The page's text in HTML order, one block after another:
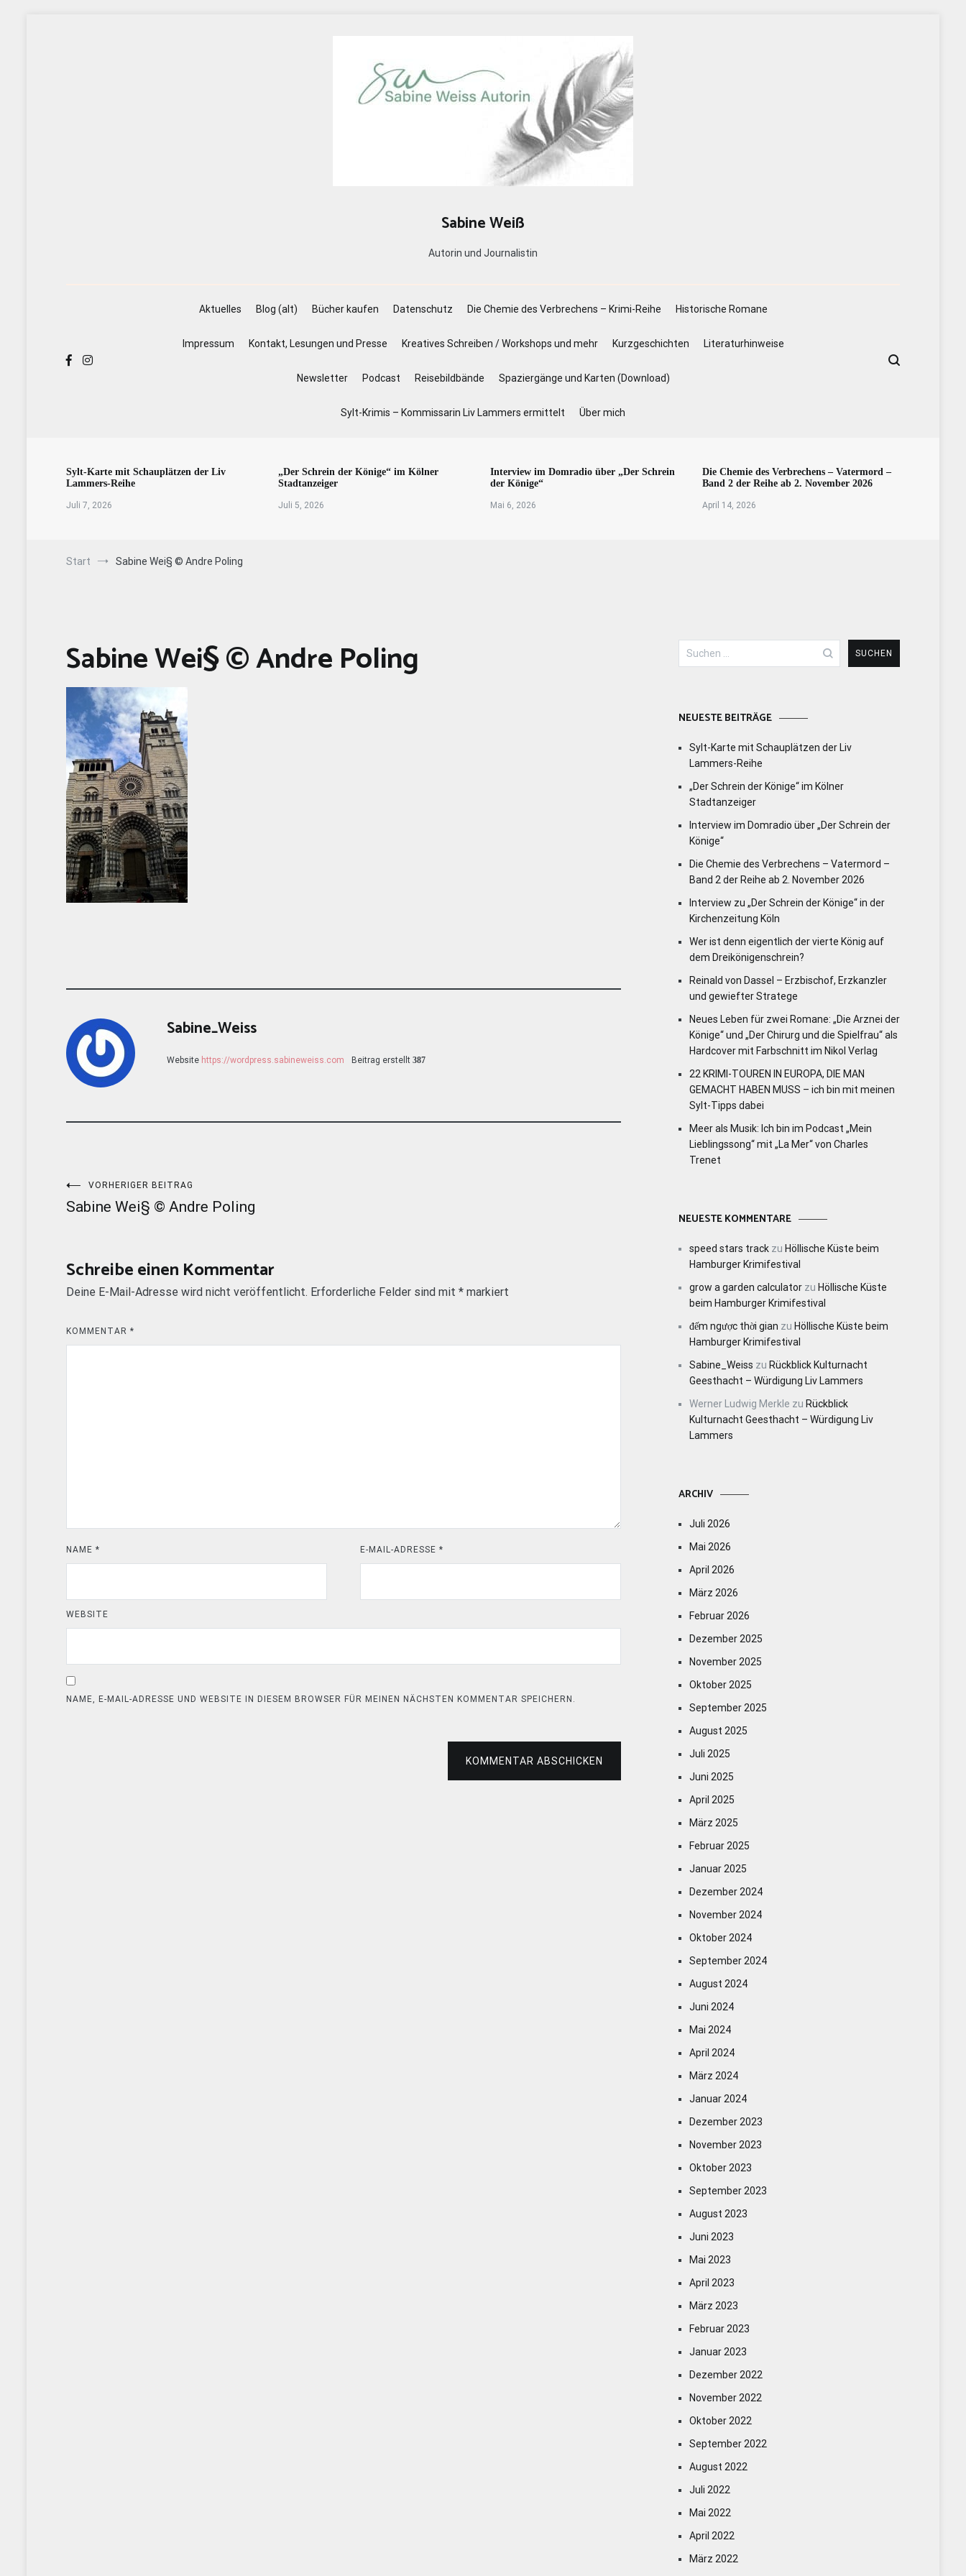
Sabine Weiß
Autorin und Journalistin
Aktuelles Blog (alt) Bücher kaufen Datenschutz Die Chemie des Verbrechens – Krimi-Reihe Historische Romane
Impressum Kontakt, Lesungen und Presse Kreatives Schreiben / Workshops und mehr Kurzgeschichten Literaturhinweise
Newsletter Podcast Reisebildbände Spaziergänge und Karten (Download)
Sylt-Krimis – Kommissarin Liv Lammers ermittelt Über mich
Sylt-Karte mit Schauplätzen der Liv
Lammers-Reihe
Juli 7, 2026
„Der Schrein der Könige“ im Kölner
Stadtanzeiger
Juli 5, 2026
Interview im Domradio über „Der Schrein
der Könige“
Mai 6, 2026
Die Chemie des Verbrechens – Vatermord –
Band 2 der Reihe ab 2. November 2026
April 14, 2026
Start Sabine Wei§ © Andre Poling
Sabine Wei§ © Andre Poling
Sabine_Weiss
Website https://wordpress.sabineweiss.com Beitrag erstellt 387
Beitragsnavigation
VORHERIGER BEITRAG
Sabine Wei§ © Andre Poling
Schreibe einen Kommentar
Deine E-Mail-Adresse wird nicht veröffentlicht. Erforderliche Felder sind mit * markiert
KOMMENTAR *
NAME * E-MAIL-ADRESSE*
WEBSITE
NAME, E-MAIL-ADRESSE UND WEBSITE IN DIESEM BROWSER FÜR MEINEN NÄCHSTEN KOMMENTAR SPEICHERN.
KOMMENTAR ABSCHICKEN
Suchen
nach:
NEUESTE BEITRÄGE
Sylt-Karte mit Schauplätzen der Liv
Lammers-Reihe
„Der Schrein der Könige“ im Kölner
Stadtanzeiger
Interview im Domradio über „Der Schrein der
Könige“
Die Chemie des Verbrechens – Vatermord –
Band 2 der Reihe ab 2. November 2026
Interview zu „Der Schrein der Könige“ in der
Kirchenzeitung Köln
Wer ist denn eigentlich der vierte König auf
dem Dreikönigenschrein?
Reinald von Dassel – Erzbischof, Erzkanzler
und gewiefter Stratege
Neues Leben für zwei Romane: „Die Arznei der
Könige“ und „Der Chirurg und die Spielfrau“ als
Hardcover mit Farbschnitt im Nikol Verlag
22 KRIMI-TOUREN IN EUROPA, DIE MAN
GEMACHT HABEN MUSS – ich bin mit meinen
Sylt-Tipps dabei
Meer als Musik: Ich bin im Podcast „Mein
Lieblingssong“ mit „La Mer“ von Charles
Trenet
NEUESTE KOMMENTARE
speed stars track zu Höllische Küste beim
Hamburger Krimifestival
grow a garden calculator zu Höllische Küste
beim Hamburger Krimifestival
đếm ngược thời gian zu Höllische Küste beim
Hamburger Krimifestival
Sabine_Weiss zu Rückblick Kulturnacht
Geesthacht – Würdigung Liv Lammers
Werner Ludwig Merkle zu Rückblick
Kulturnacht Geesthacht – Würdigung Liv
Lammers
ARCHIV
Juli 2026
Mai 2026
April 2026
März 2026
Februar 2026
Dezember 2025
November 2025
Oktober 2025
September 2025
August 2025
Juli 2025
Juni 2025
April 2025
März 2025
Februar 2025
Januar 2025
Dezember 2024
November 2024
Oktober 2024
September 2024
August 2024
Juni 2024
Mai 2024
April 2024
März 2024
Januar 2024
Dezember 2023
November 2023
Oktober 2023
September 2023
August 2023
Juni 2023
Mai 2023
April 2023
März 2023
Februar 2023
Januar 2023
Dezember 2022
November 2022
Oktober 2022
September 2022
August 2022
Juli 2022
Mai 2022
April 2022
März 2022